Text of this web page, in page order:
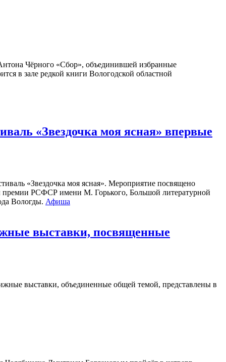
Чёрного «Сбор», объединившей избранные
в зале редкой книги Вологодской областной
«Звездочка моя ясная» впервые
«Звездочка моя ясная». Мероприятие посвящено
премии РСФСР имени М. Горького, Большой литературной
Вологды. Афиша
выставки, посвященные
выставки, объединенные общей темой, представлены в